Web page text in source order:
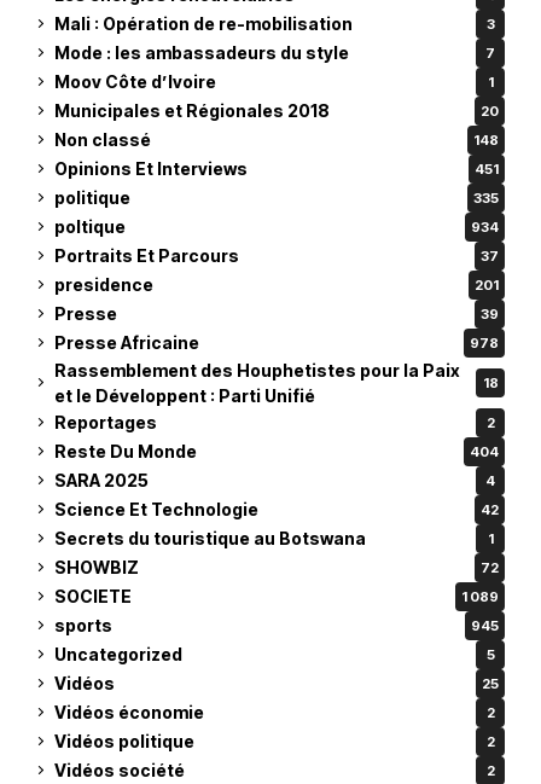
Mali : Opération de re-mobilisation 3
Mode : les ambassadeurs du style 7
Moov Côte d’Ivoire 1
Municipales et Régionales 2018 20
Non classé 148
Opinions Et Interviews 451
politique 335
poltique 934
Portraits Et Parcours 37
presidence 201
Presse 39
Presse Africaine 978
Rassemblement des Houphetistes pour la Paix
et le Développent : Parti Unifié
18
Reportages 2
Reste Du Monde 404
SARA 2025 4
Science Et Technologie 42
Secrets du touristique au Botswana 1
SHOWBIZ 72
SOCIETE 1 089
sports 945
Uncategorized 5
Vidéos 25
Vidéos économie 2
Vidéos politique 2
Vidéos société 2